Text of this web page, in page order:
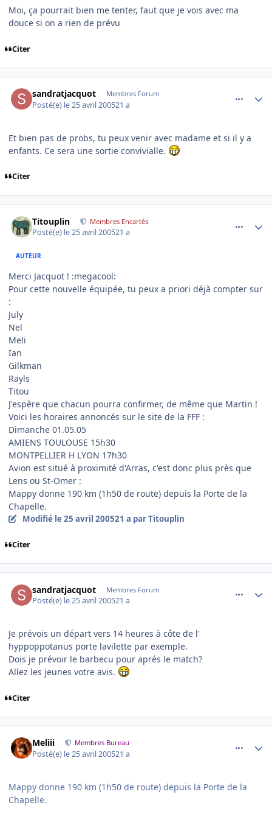
Moi, ça pourrait bien me tenter, faut que je vois avec ma
douce si on a rien de prévu
Citer
sandratjacquot Membres Forum
Posté(e) le 25 avril 200521 a
Et bien pas de probs, tu peux venir avec madame et si il y a
enfants. Ce sera une sortie convivialle.
Citer
Titouplin Membres Encartés
Posté(e) le 25 avril 200521 a
AUTEUR
Merci Jacquot ! :megacool:
Pour cette nouvelle équipée, tu peux a priori déjà compter sur
:
July
Nel
Meli
Ian
Gilkman
Rayls
Titou
J'espère que chacun pourra confirmer, de même que Martin !
Voici les horaires annoncés sur le site de la FFF :
Dimanche 01.05.05
AMIENS TOULOUSE 15h30
MONTPELLIER H LYON 17h30
Avion est situé à proximité d'Arras, c'est donc plus près que
Lens ou St-Omer :
Mappy donne 190 km (1h50 de route) depuis la Porte de la
Chapelle.
Modifié le 25 avril 200521 a par Titouplin
Citer
sandratjacquot Membres Forum
Posté(e) le 25 avril 200521 a
Je prévois un départ vers 14 heures à côte de l'
hyppoppotanus porte lavilette par exemple.
Dois je prévoir le barbecu pour aprés le match?
Allez les jeunes votre avis.
Citer
Meliii Membres Bureau
Posté(e) le 25 avril 200521 a
Mappy donne 190 km (1h50 de route) depuis la Porte de la
Chapelle.